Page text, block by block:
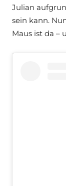
Julian
sein kann.
Maus ist da –